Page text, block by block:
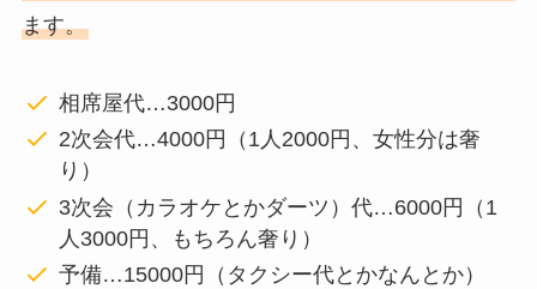
ます。
相席屋代…3000円
2次会代…4000円（1人2000円、女性分は奢
り）
3次会（カラオケとかダーツ）代…6000円（1
人3000円、もちろん奢り）
予備…15000円（タクシー代とかなんとか）